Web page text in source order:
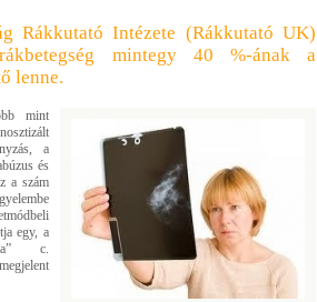
Rákkutató Intézete (Rákkutató UK)
mintegy 40 %-ának a
lenne.
mint
a
és
a szám
egy, a
c.